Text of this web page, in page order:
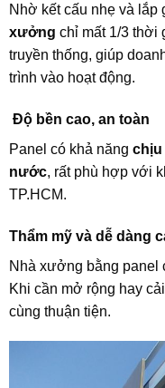
Nhờ kết cấu nhẹ và lắp
xưởng chỉ mất 1/3 thời
truyền thống, giúp
trình vào hoạt động.
Độ bền cao, an toàn
Panel có khả năng chịu
nước, rất phù hợp với
TP.HCM.
Thẩm mỹ và dễ dàng
Nhà xưởng bằng panel
Khi cần mở rộng hay
cùng thuận tiện.